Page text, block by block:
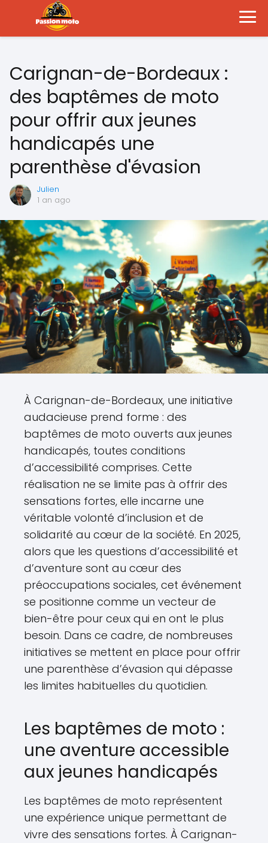
Carignan-de-Bordeaux :
des baptêmes de moto
pour offrir aux jeunes
handicapés une
parenthèse d'évasion
Julien
1 an ago
À Carignan-de-Bordeaux, une initiative
audacieuse prend forme : des
baptêmes de moto ouverts aux jeunes
handicapés, toutes conditions
d’accessibilité comprises. Cette
réalisation ne se limite pas à offrir des
sensations fortes, elle incarne une
véritable volonté d’inclusion et de
solidarité au cœur de la société. En 2025,
alors que les questions d’accessibilité et
d’aventure sont au cœur des
préoccupations sociales, cet événement
se positionne comme un vecteur de
bien-être pour ceux qui en ont le plus
besoin. Dans ce cadre, de nombreuses
initiatives se mettent en place pour offrir
une parenthèse d’évasion qui dépasse
les limites habituelles du quotidien.
Les baptêmes de moto :
une aventure accessible
aux jeunes handicapés
Les baptêmes de moto représentent
une expérience unique permettant de
vivre des sensations fortes. À Carignan-